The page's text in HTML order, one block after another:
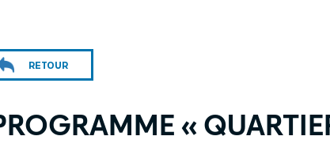
RETOUR
«